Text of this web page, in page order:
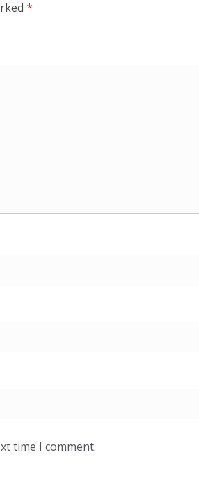
*
time I comment.